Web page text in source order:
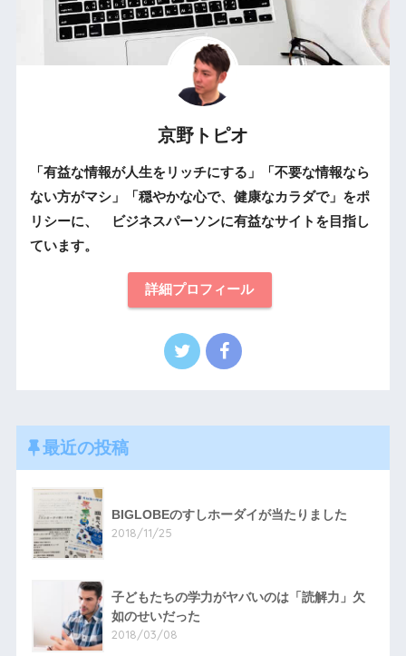
京野トピオ
「有益な情報が人生をリッチにする」「不要な情報なら
ない方がマシ」「穏やかな心で、健康なカラダで」をポ
リシーに、 ビジネスパーソンに有益なサイトを目指し
ています。
詳細プロフィール
最近の投稿
BIGLOBEのすしホーダイが当たりました
2018/11/25
子どもたちの学力がヤバいのは「読解力」欠
如のせいだった
2018/03/08